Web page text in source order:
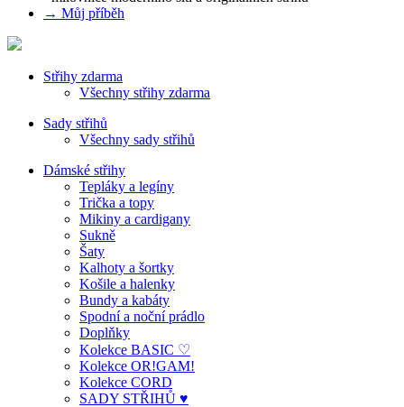
→ Můj příběh
Střihy zdarma
Všechny střihy zdarma
Sady střihů
Všechny sady střihů
Dámské střihy
Tepláky a legíny
Trička a topy
Mikiny a cardigany
Sukně
Šaty
Kalhoty a šortky
Košile a halenky
Bundy a kabáty
Spodní a noční prádlo
Doplňky
Kolekce BASIC ♡
Kolekce OR!GAM!
Kolekce CORD
SADY STŘIHŮ ♥